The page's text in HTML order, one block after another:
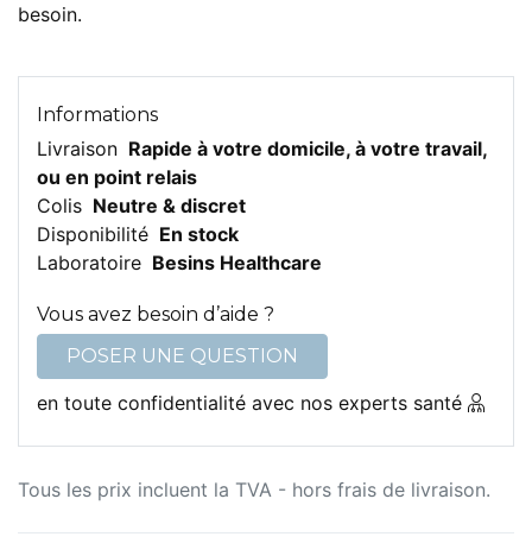
besoin.
Informations
Livraison Rapide à votre domicile, à votre travail,
ou en point relais
Colis Neutre & discret
Disponibilité En stock
Laboratoire Besins Healthcare
Vous avez besoin d’aide ?
POSER UNE QUESTION
en toute confidentialité avec nos experts santé
Tous les prix incluent la TVA - hors frais de livraison.